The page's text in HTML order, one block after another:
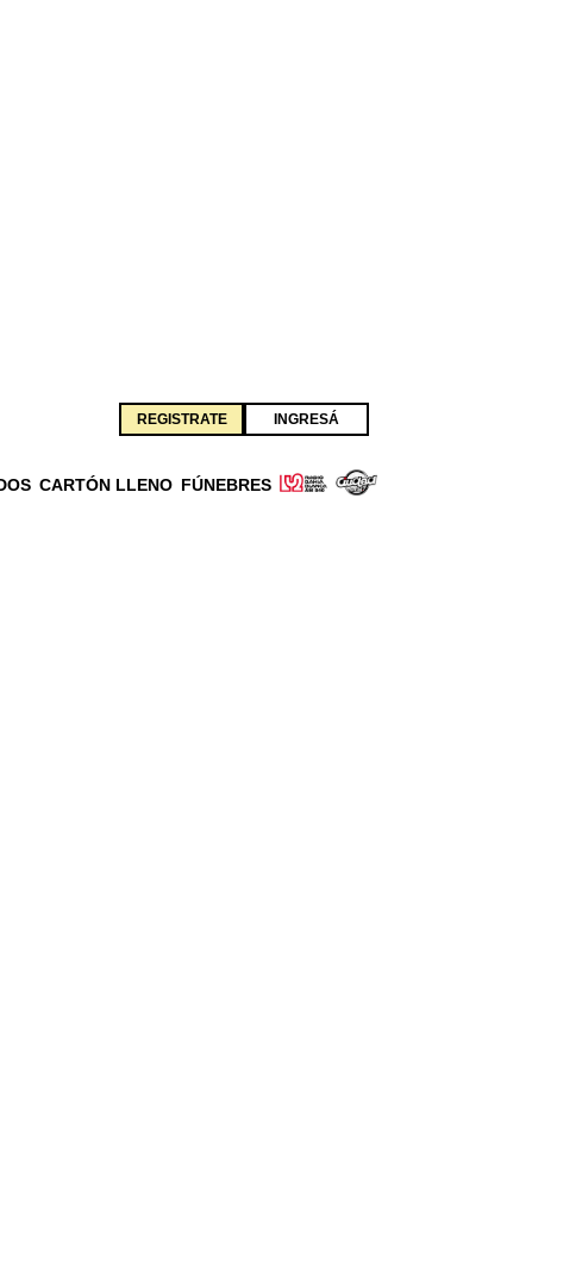
REGISTRATE INGRESÁ
CARTÓN LLENO FÚNEBRES